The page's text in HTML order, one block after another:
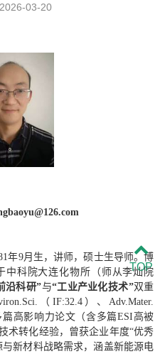
03-20
年9月生，讲师，硕士生导师。博
中科院大连化物所（师从李灿院
沿科研”与“工业产业化技术”双重
（IF:32.4）、 Adv.Mater.
篇高影响力论文（含多篇ESI高被
术转化经验，曾获企业年度“优秀
新材料战略需求，涵盖新能源电
TOP